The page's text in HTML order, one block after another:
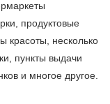
продуктовые
красоты, несколько
пункты выдачи
и многое другое.